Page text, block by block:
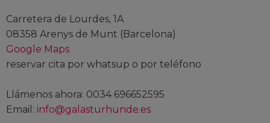
Carretera de Lourdes, 1A
08358 Arenys de Munt (Barcelona)
Google Maps
reservar cita por whatsup o por teléfono
Llámenos ahora: 0034 696652595
Email: info@galasturhunde.es